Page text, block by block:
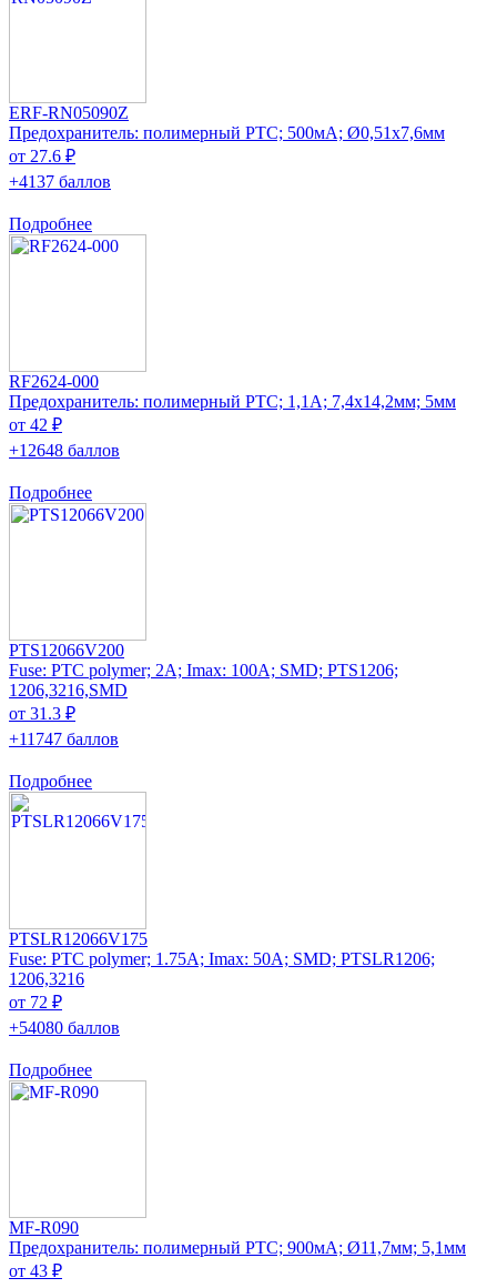
ERF-RN05090Z
Предохранитель: полимерный PTC; 500мА; Ø0,51x7,6мм
от 27.6 ₽
+4137 баллов
Подробнее
RF2624-000
Предохранитель: полимерный PTC; 1,1А; 7,4x14,2мм; 5мм
от 42 ₽
+12648 баллов
Подробнее
PTS12066V200
Fuse: PTC polymer; 2A; Imax: 100A; SMD; PTS1206;
1206,3216,SMD
от 31.3 ₽
+11747 баллов
Подробнее
PTSLR12066V175
Fuse: PTC polymer; 1.75A; Imax: 50A; SMD; PTSLR1206;
1206,3216
от 72 ₽
+54080 баллов
Подробнее
MF-R090
Предохранитель: полимерный PTC; 900мА; Ø11,7мм; 5,1мм
от 43 ₽